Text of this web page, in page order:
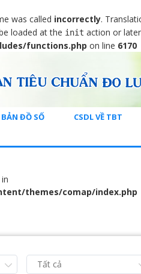
was called incorrectly.
loaded at the init action or
functions.php on line 6170
BẢN ĐỒ SỐ CSDL VỀ TBT
themes/comap/index.php